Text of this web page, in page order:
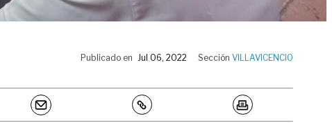
Publicado en Jul 06, 2022 Sección VILLAVICENCIO